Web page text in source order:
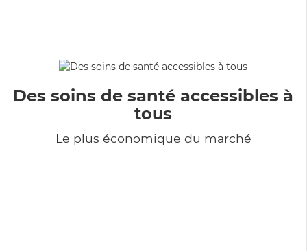
Des soins de santé accessibles à
tous
Le plus économique du marché